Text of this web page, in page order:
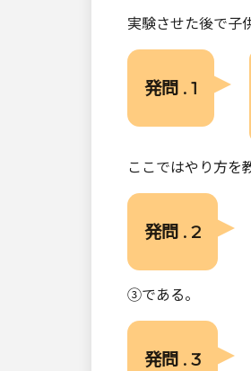
実験させた後で子
発問 . 1
ここではやり方を
発問 . 2
③である。
発問 . 3